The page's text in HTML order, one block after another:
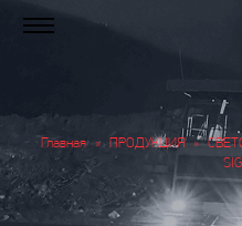
Главная » ПРОДУКЦИЯ »